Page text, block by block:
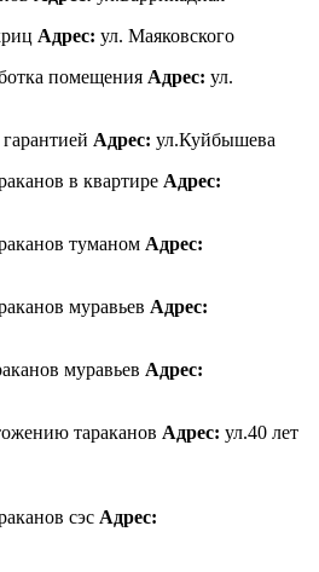
Адрес: ул. Маяковского
помещения Адрес: ул.
Адрес: ул.Куйбышева
в квартире Адрес:
туманом Адрес:
муравьев Адрес:
муравьев Адрес:
тараканов Адрес: ул.40 лет
сэс Адрес: